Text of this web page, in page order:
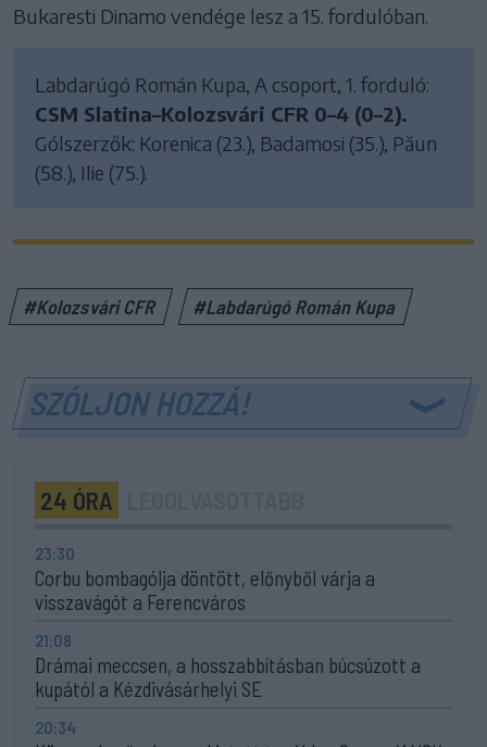
Bukaresti Dinamo vendége lesz a 15. fordulóban.
Labdarúgó Román Kupa, A csoport, 1. forduló:
CSM Slatina–Kolozsvári CFR 0–4 (0–2).
Gólszerzők: Korenica (23.), Badamosi (35.), Păun
(58.), Ilie (75.).
#Kolozsvári CFR #Labdarúgó Román Kupa
SZÓLJON HOZZÁ!
24 ÓRA
23:30
Corbu bombagólja döntött, előnyből várja a
visszavágót a Ferencváros
21:08
Drámai meccsen, a hosszabbításban búcsúzott a
kupától a Kézdivásárhelyi SE
20:34